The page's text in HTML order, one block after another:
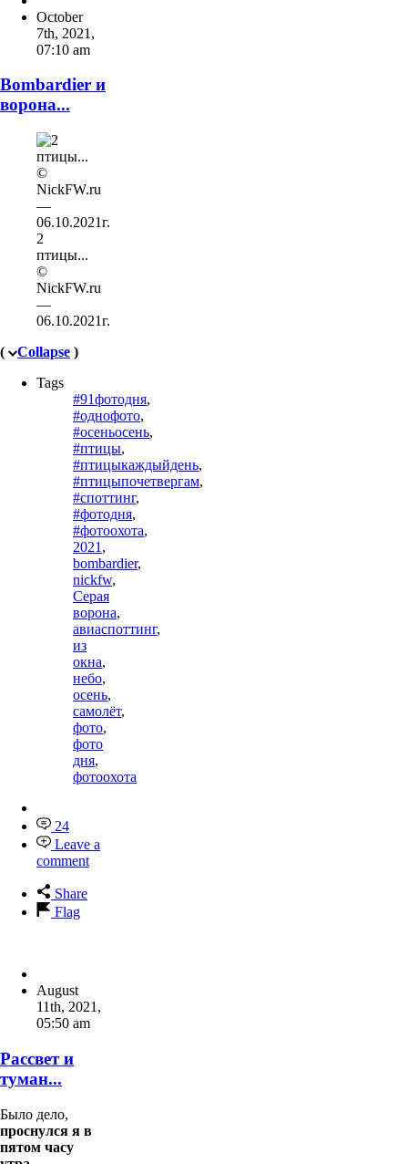
October
7th, 2021 ,
07:10 am
Bombardier и
ворона...
2
птицы...
©
NickFW.ru
—
06.10.2021г.
(
Collapse )
Tags
#91фотодня,
#однофото,
#осеньосень,
#птицы,
#птицыкаждыйдень,
#птицыпочетвергам,
#споттинг,
#фотодня,
#фотоохота,
2021 ,
bombardier,
nickfw,
Серая
ворона,
авиаспоттинг,
из
окна,
небо,
осень,
самолёт,
фото,
фото
дня,
фотоохота
24
Leave a
comment
Share
Flag
August
11th, 2021 ,
05:50 am
Рассвет и
туман...
Было дело,
проснулся я в
пятом часу